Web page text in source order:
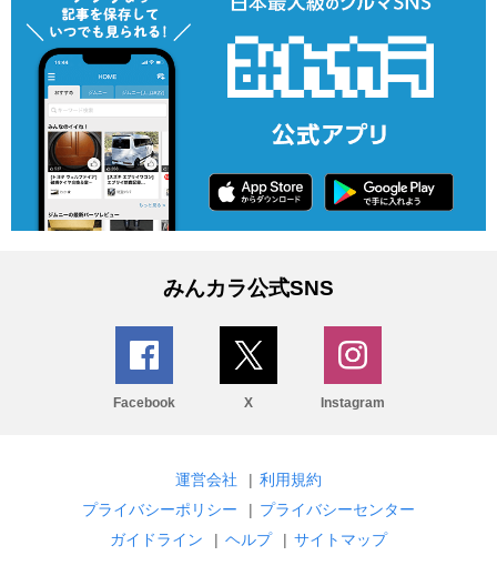
みんカラ公式SNS
Facebook X Instagram
運営会社 | 利用規約
プライバシーポリシー
| プライバシーセンター
ガイドライン
| ヘルプ | サイトマップ